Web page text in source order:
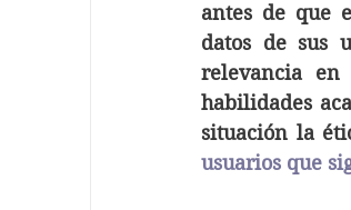
antes de que
datos de sus
relevancia
habilidades
situación la
usuarios que